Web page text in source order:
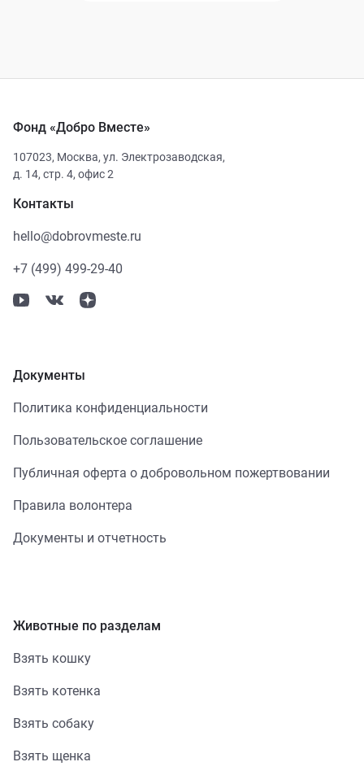
Фонд «Добро Вместе»
107023, Москва, ул. Электрозаводская,
д. 14, стр. 4, офис 2
Контакты
hello@dobrovmeste.ru
+7 (499) 499-29-40
Документы
Политика конфиденциальности
Пользовательское соглашение
Публичная оферта о добровольном пожертвовании
Правила волонтера
Документы и отчетность
Животные по разделам
Взять кошку
Взять котенка
Взять собаку
Взять щенка